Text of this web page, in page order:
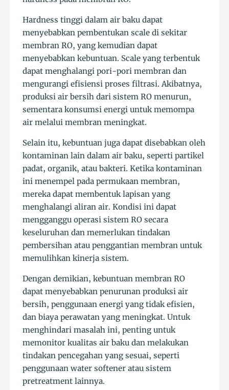
Hardness tinggi dalam air baku dapat
menyebabkan pembentukan scale di sekitar
membran RO, yang kemudian dapat
menyebabkan kebuntuan. Scale yang terbentuk
dapat menghalangi pori-pori membran dan
mengurangi efisiensi proses filtrasi. Akibatnya,
produksi air bersih dari sistem RO menurun,
sementara konsumsi energi untuk memompa
air melalui membran meningkat.
Selain itu, kebuntuan juga dapat disebabkan oleh
kontaminan lain dalam air baku, seperti partikel
padat, organik, atau bakteri. Ketika kontaminan
ini menempel pada permukaan membran,
mereka dapat membentuk lapisan yang
menghalangi aliran air. Kondisi ini dapat
mengganggu operasi sistem RO secara
keseluruhan dan memerlukan tindakan
pembersihan atau penggantian membran untuk
memulihkan kinerja sistem.
Dengan demikian, kebuntuan membran RO
dapat menyebabkan penurunan produksi air
bersih, penggunaan energi yang tidak efisien,
dan biaya perawatan yang meningkat. Untuk
menghindari masalah ini, penting untuk
memonitor kualitas air baku dan melakukan
tindakan pencegahan yang sesuai, seperti
penggunaan water softener atau sistem
pretreatment lainnya.